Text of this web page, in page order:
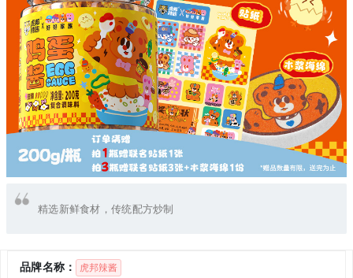
精选新鲜食材，传统配方炒制
品牌名称： 虎邦辣酱